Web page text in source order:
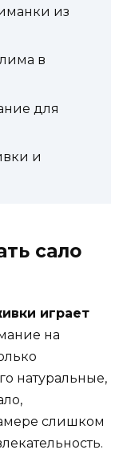
из
в
для
и
сало
играет
на
натуральные,
слишком